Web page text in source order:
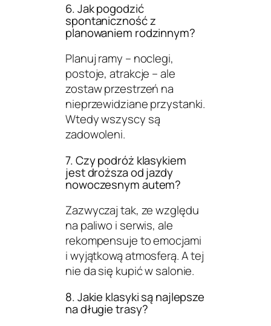
6. Jak pogodzić
spontaniczność z
planowaniem rodzinnym?
Planuj ramy – noclegi,
postoje, atrakcje – ale
zostaw przestrzeń na
nieprzewidziane przystanki.
Wtedy wszyscy są
zadowoleni.
7. Czy podróż klasykiem
jest droższa od jazdy
nowoczesnym autem?
Zazwyczaj tak, ze względu
na paliwo i serwis, ale
rekompensuje to emocjami
i wyjątkową atmosferą. A tej
nie da się kupić w salonie.
8. Jakie klasyki są najlepsze
na długie trasy?